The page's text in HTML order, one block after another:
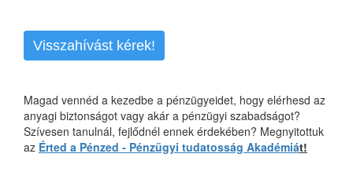
Visszahívást kérek!
Magad vennéd a kezedbe a pénzügyeidet, hogy elérhesd az
anyagi biztonságot vagy akár a pénzügyi szabadságot?
Szívesen tanulnál, fejlődnél ennek érdekében? Megnyitottuk
az Érted a Pénzed - Pénzügyi tudatosság Akadémiát!